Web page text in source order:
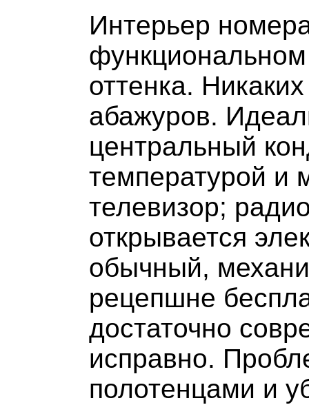
Интерьер
оттенка.
абажуров.
центральный
температурой и
телевизор;
открывается
обычный,
рецепшне
достаточно
исправно.
полотенцами и